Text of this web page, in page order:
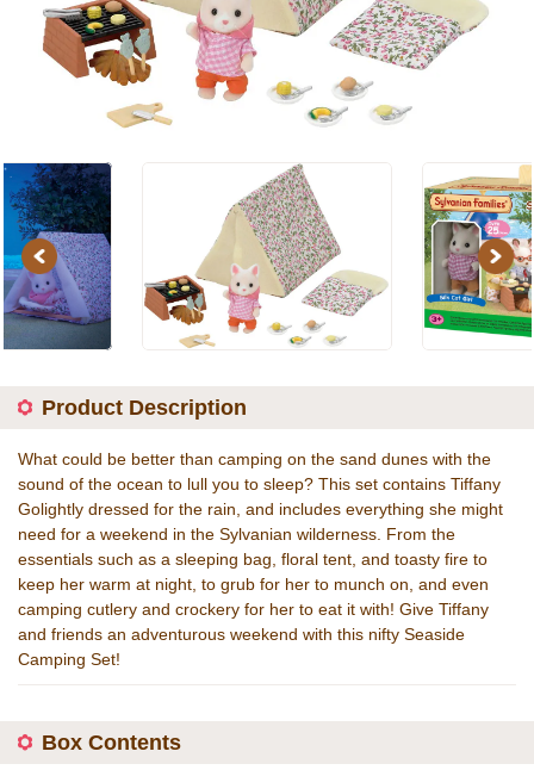
Previous Next
Product Description
What could be better than camping on the sand dunes with the
sound of the ocean to lull you to sleep? This set contains Tiffany
Golightly dressed for the rain, and includes everything she might
need for a weekend in the Sylvanian wilderness. From the
essentials such as a sleeping bag, floral tent, and toasty fire to
keep her warm at night, to grub for her to munch on, and even
camping cutlery and crockery for her to eat it with! Give Tiffany
and friends an adventurous weekend with this nifty Seaside
Camping Set!
Box Contents